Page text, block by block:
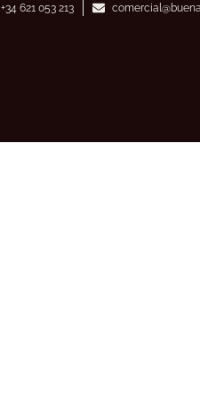
+34 621 053 213